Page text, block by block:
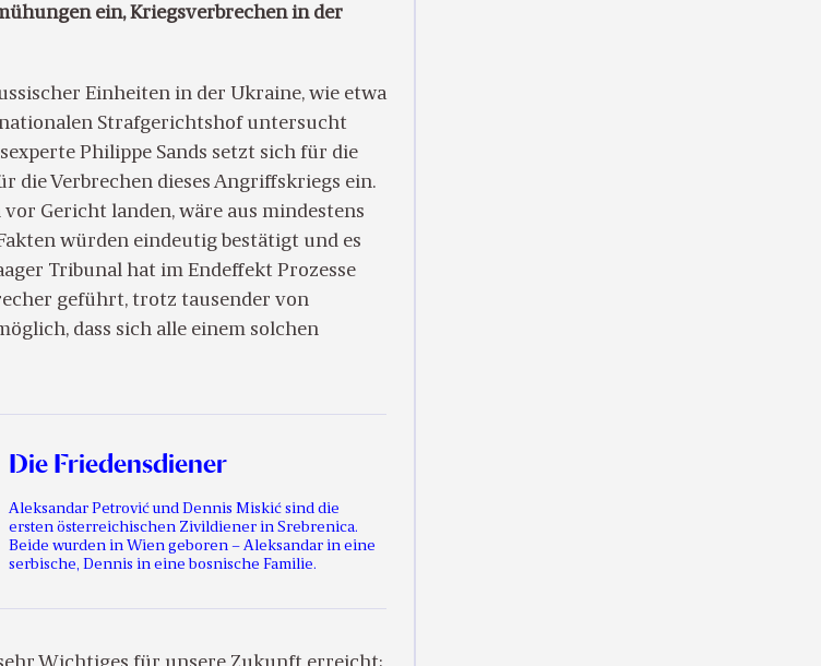
ein, Kriegsverbrechen in der
Einheiten in der Ukraine, wie etwa
Strafgerichtshof untersucht
Philippe Sands setzt sich für die
die Verbrechen dieses Angriffskriegs ein.
Gericht landen, wäre aus mindestens
würden eindeutig bestätigt und es
Tribunal hat im Endeffekt Prozesse
geführt, trotz tausender von
dass sich alle einem solchen
Die Friedensdiener
Aleksandar Petrović und Dennis Miskić sind die
ersten österreichischen Zivildiener in Srebrenica.
Beide wurden in Wien geboren – Aleksandar in eine
serbische, Dennis in eine bosnische Familie.